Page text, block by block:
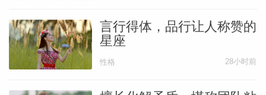
言行得体，品行让人称赞的
星座
性格 28小时前